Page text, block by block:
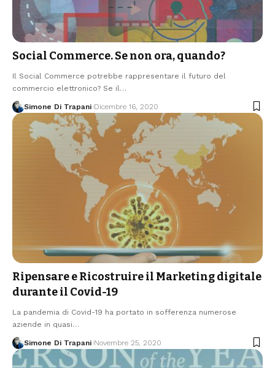
Social Commerce. Se non ora, quando?
Il Social Commerce potrebbe rappresentare il futuro del
commercio elettronico? Se il…
Simone Di Trapani Dicembre 16, 2020
Ripensare e Ricostruire il Marketing digitale
durante il Covid-19
La pandemia di Covid-19 ha portato in sofferenza numerose
aziende in quasi…
Simone Di Trapani Novembre 25, 2020